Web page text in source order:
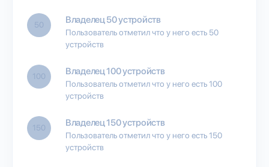
50 Владелец 50 устройств
Пользователь отметил что у него есть 50
устройств
100 Владелец 100 устройств
Пользователь отметил что у него есть 100
устройств
150 Владелец 150 устройств
Пользователь отметил что у него есть 150
устройств